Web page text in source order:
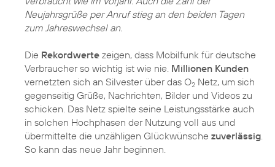
Neujahrsgrüße per Anruf stieg an den beiden Tagen
zum Jahreswechsel an.
Die Rekordwerte zeigen, dass Mobilfunk für deutsche
Verbraucher so wichtig ist wie nie. Millionen Kunden
vernetzten sich an Silvester über das O2 Netz, um sich
gegenseitig Grüße, Nachrichten, Bilder und Videos zu
schicken. Das Netz spielte seine Leistungsstärke auch
in solchen Hochphasen der Nutzung voll aus und
übermittelte die unzähligen Glückwünsche zuverlässig
So kann das neue Jahr beginnen.